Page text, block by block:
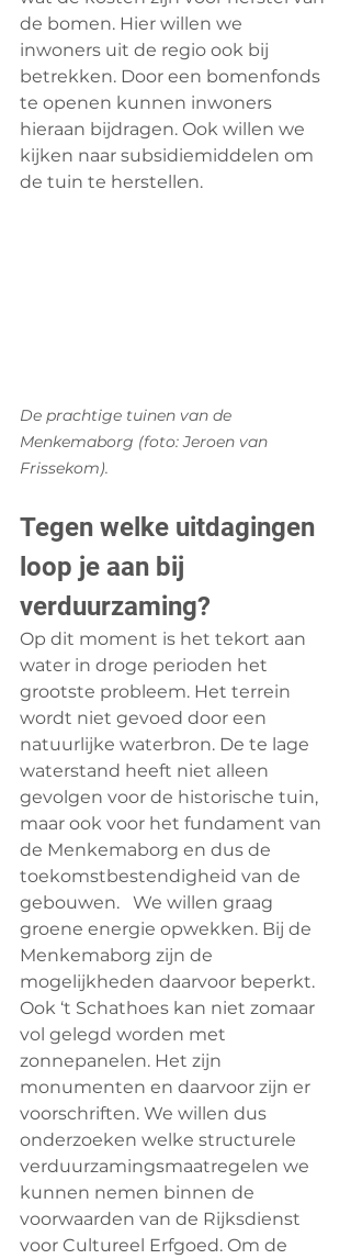
de bomen. Hier willen we
inwoners uit de regio ook bij
betrekken. Door een bomenfonds
te openen kunnen inwoners
hieraan bijdragen. Ook willen we
kijken naar subsidiemiddelen om
de tuin te herstellen.
De prachtige tuinen van de
Menkemaborg (foto: Jeroen van
Frissekom).
Tegen welke uitdagingen
loop je aan bij
verduurzaming?
Op dit moment is het tekort aan
water in droge perioden het
grootste probleem. Het terrein
wordt niet gevoed door een
natuurlijke waterbron. De te lage
waterstand heeft niet alleen
gevolgen voor de historische tuin,
maar ook voor het fundament van
de Menkemaborg en dus de
toekomstbestendigheid van de
gebouwen.   We willen graag
groene energie opwekken. Bij de
Menkemaborg zijn de
mogelijkheden daarvoor beperkt.
Ook ‘t Schathoes kan niet zomaar
vol gelegd worden met
zonnepanelen. Het zijn
monumenten en daarvoor zijn er
voorschriften. We willen dus
onderzoeken welke structurele
verduurzamingsmaatregelen we
kunnen nemen binnen de
voorwaarden van de Rijksdienst
voor Cultureel Erfgoed. Om de